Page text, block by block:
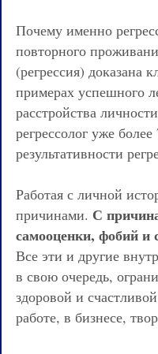
Почему именно
повторного
(регрессия) доказана
примерах успешного
расстройства
регрессолог уже
результативности
Работая с личной
причинами. С
самооценки, фобий и
Все эти и другие
в свою очередь,
здоровой и
работе, в бизнесе,